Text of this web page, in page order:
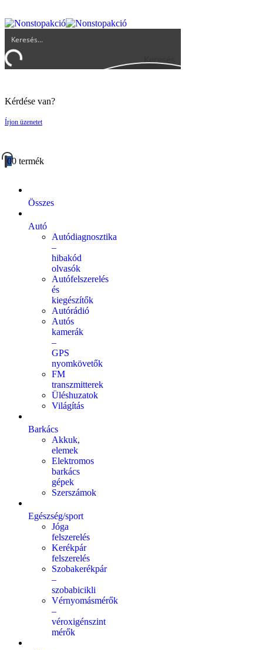
Keresés
Kérdése van?
Írjon üzenetet
00 termék
Összes
Autó
Autódiagnosztika
–
hibakód
olvasók
Autófelszerelés
és
kiegészítők
Autórádió
Autós
kamerák
–
GPS
nyomkövetők
FM
transzmitterek
Üléshuzatok
Világítás
Barkács
Akkuk,
elemek
Elektromos
barkács
gépek
Szerszámok
Egészség/sport
Jóga
felszerelés
Kerékpár
felszerelés
Szobakerékpár
–
szobabicikli
Vérnyomásmérők
–
véroxigénszint
mérők